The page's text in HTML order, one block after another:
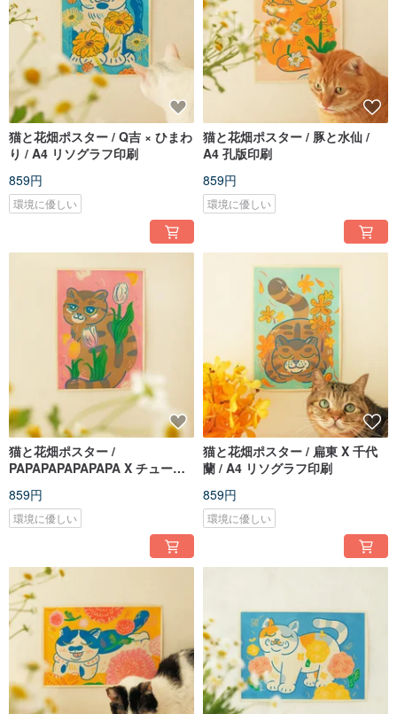
猫と花畑ポスター / Q吉 × ひまわ
り / A4 リソグラフ印刷
859円
環境に優しい
猫と花畑ポスター / 豚と水仙 /
A4 孔版印刷
859円
環境に優しい
猫と花畑ポスター /
PAPAPAPAPAPAPA X チューリ
859円
環境に優しい
猫と花畑ポスター / 扁東 X 千代
蘭 / A4 リソグラフ印刷
859円
環境に優しい